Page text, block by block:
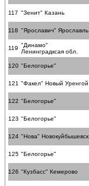
117 "Зенит" Казань
118 "Ярославич" Ярославль
119 "Динамо"
Ленинградксая обл.
120 "Белогорье"
121 "Факел" Новый Уренгой
122 "Белогорье"
123 "Белогорье"
124 "Нова" Новокуйбышевск
125 "Белогорье"
126 "Кузбасс" Кемерово